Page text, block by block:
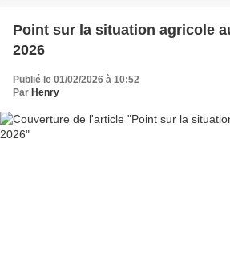
Point sur la situation agricole
2026
Publié le 01/02/2026 à 10:52
Par Henry